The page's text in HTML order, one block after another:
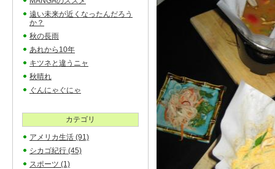
遠い未来が近くなったんだろう
か？
秋の長雨
あれから10年
キツネと違うニャ
秋晴れ
ぐんにゃぐにゃ
カテゴリ
アメリカ生活 (91)
シカゴ紀行 (45)
スポーツ (1)